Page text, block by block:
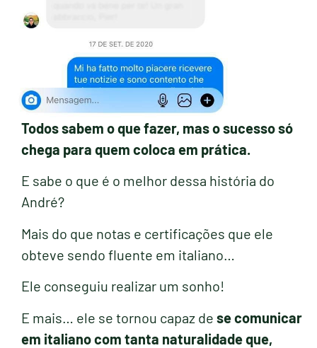
Todos sabem o que fazer, mas o sucesso só
chega para quem coloca em prática.
E sabe o que é o melhor dessa história do
André?
Mais do que notas e certificações que ele
obteve sendo fluente em italiano…
Ele conseguiu realizar um sonho!
E mais… ele se tornou capaz de se comunicar
em italiano com tanta naturalidade que,